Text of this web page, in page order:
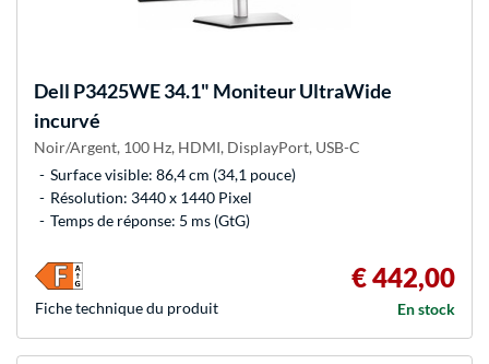
Dell P3425WE 34.1" Moniteur UltraWide
incurvé
Noir/Argent, 100 Hz, HDMI, DisplayPort, USB-C
Surface visible: 86,4 cm (34,1 pouce)
Résolution: 3440 x 1440 Pixel
Temps de réponse: 5 ms (GtG)
€ 442,00
En stock
Fiche technique du produit